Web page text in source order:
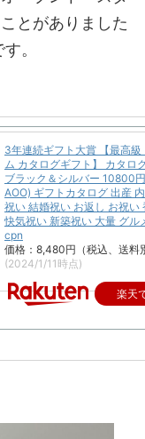
とがありました
。
3年連続ギフト大賞 【最高級
ム カタログギフト】 カタロ
ブラック＆シルバー 10800
AOO) ギフトカタログ 出産
祝い 結婚祝い お返し お祝い
快気祝い 新築祝い 大量 グル
cpn
価格：8,480円（税込、送料
(2024/1/11時点)
楽天